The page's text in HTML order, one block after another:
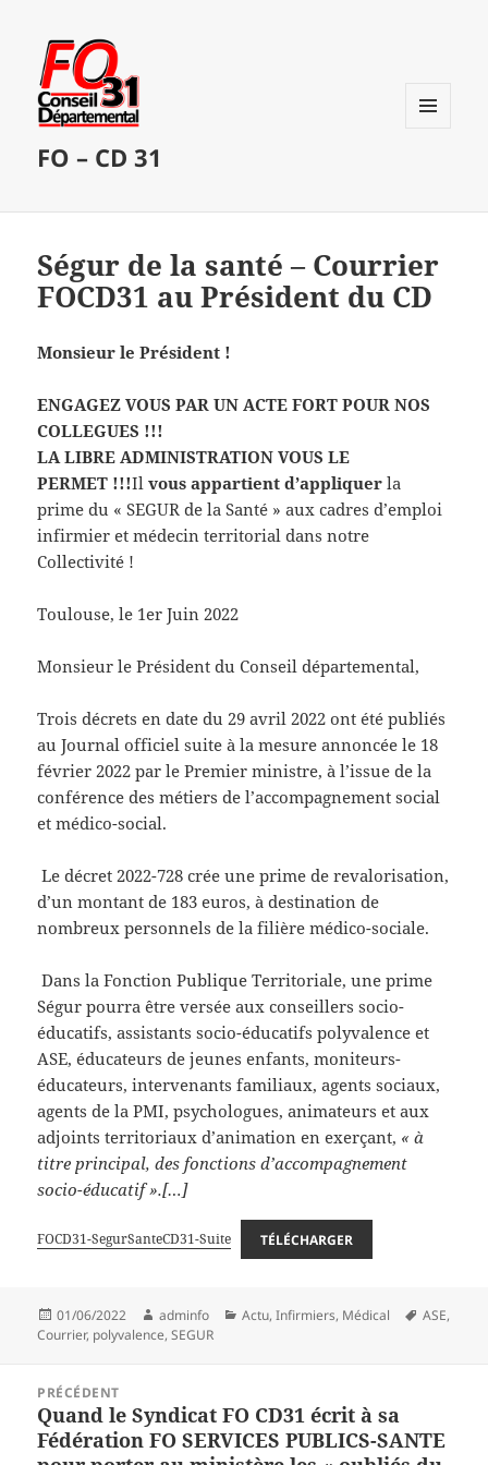
FO – CD 31
Ségur de la santé – Courrier
FOCD31 au Président du CD
Monsieur le Président !
ENGAGEZ VOUS PAR UN ACTE FORT POUR NOS
COLLEGUES !!!
​LA LIBRE ADMINISTRATION VOUS LE
PERMET !!!Ilvous appartient d’appliquerla
prime du « SEGUR de la Santé » aux cadres d’emploi
infirmier et médecin territorial dans notre
Collectivité​ !
Toulouse, le 1er Juin 2022
Monsieur le Président du Conseil départemental,
Trois décrets en date du 29 avril 2022 ont été publiés
au Journal officiel suite à la mesure annoncée le 18
février 2022 par le Premier ministre, à l’issue de la
conférence des métiers de l’accompagnement social
et médico-social.
Le décret 2022-728 crée une prime de revalorisation,
d’un montant de 183 euros, à destination de
nombreux personnels de la filière médico-sociale.
Dans la Fonction Publique Territoriale, une prime
Ségur pourra être versée aux conseillers socio-
éducatifs, assistants socio-éducatifs polyvalence et
ASE, éducateurs de jeunes enfants, moniteurs-
éducateurs, intervenants familiaux, agents sociaux,
agents de la PMI, psychologues, animateurs et aux
adjoints territoriaux d’animation en exerçant, « à
titre principal, des fonctions d’accompagnement
socio-éducatif ».[…]
FOCD31-SegurSanteCD31-Suite TÉLÉCHARGER
Publié
le
01/06/2022 Auteur
adminfo Catégories
Actu,Infirmiers, Médical
Mots-
ASE,
Courrier, polyvalence,SEGUR
l’article
PRÉCÉDENT
Article
précédent :
Quand le Syndicat FO CD31 écrit à sa
Fédération FO SERVICES PUBLICS-SANTE